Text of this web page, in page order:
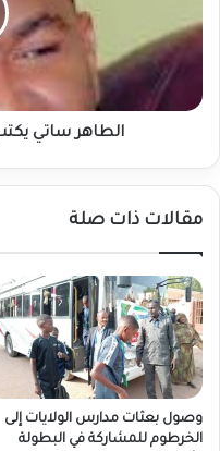
بالبارحة
الطاهر ساتي
مقالات ذات صلة
وصول بعثات مدارس الولايات إلى
الخرطوم للمشاركة في البطولة